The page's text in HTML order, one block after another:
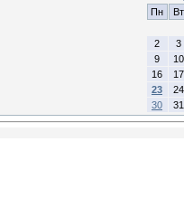
Пн
Вт
2
3
9
10
16
17
23
24
30
31